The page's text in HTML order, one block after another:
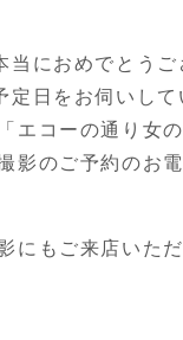
におめでとうご
定日をお伺いし
エコーの通り女
影のご予約のお
にもご来店いた